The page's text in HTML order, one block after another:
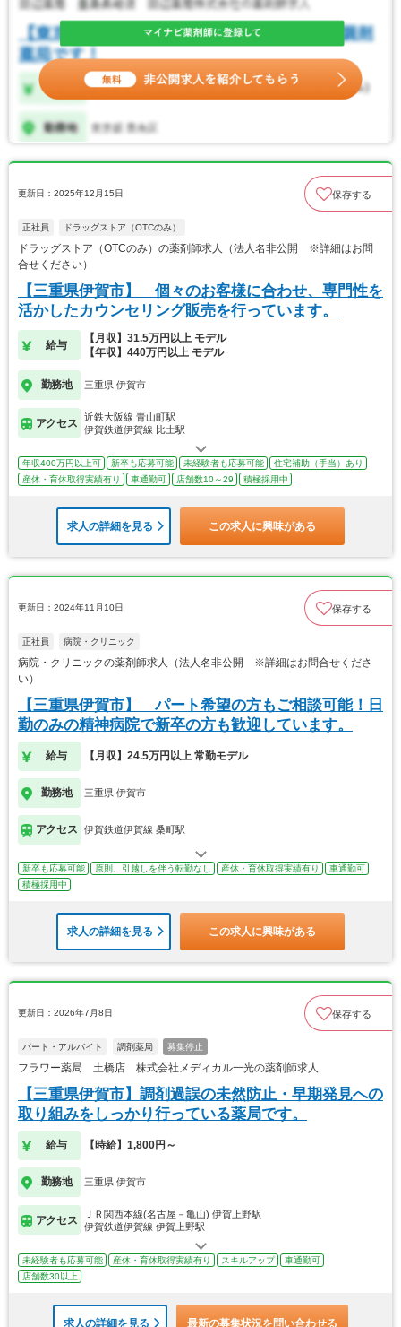
更新日：2025年12月15日 保存する
正社員 ドラッグストア（OTCのみ）
ドラッグストア（OTCのみ）の薬剤師求人（法人名非公開 ※詳細はお問
合せください）
【三重県伊賀市】 個々のお客様に合わせ、専門性を
活かしたカウンセリング販売を行っています。
給与
【月収】31.5万円以上 モデル
【年収】440万円以上 モデル
勤務地 三重県 伊賀市
アクセス
近鉄大阪線 青山町駅
伊賀鉄道伊賀線 比土駅
年収400万円以上可 新卒も応募可能 未経験者も応募可能
住宅補助（手当）あり
産休・育休取得実績有り
車通勤可 店舗数10～29 積極採用中
求人の詳細を見る この求人に興味がある
更新日：2024年11月10日 保存する
正社員 病院・クリニック
病院・クリニックの薬剤師求人（法人名非公開 ※詳細はお問合せくださ
い）
【三重県伊賀市】 パート希望の方もご相談可能！日
勤のみの精神病院で新卒の方も歓迎しています。
給与 【月収】24.5万円以上 常勤モデル
勤務地 三重県 伊賀市
アクセス 伊賀鉄道伊賀線 桑町駅
新卒も応募可能 原則、引越しを伴う転勤なし 産休・育休取得実績有り
車通勤可
積極採用中
求人の詳細を見る この求人に興味がある
更新日：2026年7月8日 保存する
パート・アルバイト 調剤薬局 募集停止
フラワー薬局 土橋店 株式会社メディカル一光の薬剤師求人
【三重県伊賀市】調剤過誤の未然防止・早期発見への
取り組みをしっかり行っている薬局です。
給与 【時給】1,800円～
勤務地 三重県 伊賀市
アクセス
ＪＲ関西本線(名古屋－亀山) 伊賀上野駅
伊賀鉄道伊賀線 伊賀上野駅
未経験者も応募可能 産休・育休取得実績有り スキルアップ
車通勤可
店舗数30以上
求人の詳細を見る 最新の募集状況を問い合わせる